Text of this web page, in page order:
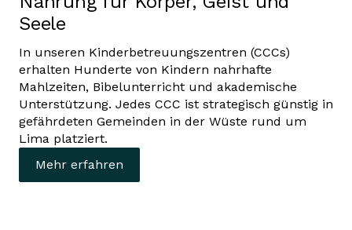
Seele
In unseren Kinderbetreuungszentren (CCCs)
erhalten Hunderte von Kindern nahrhafte
Mahlzeiten, Bibelunterricht und akademische
Unterstützung. Jedes CCC ist strategisch günstig in
gefährdeten Gemeinden in der Wüste rund um
Lima platziert.
Mehr erfahren